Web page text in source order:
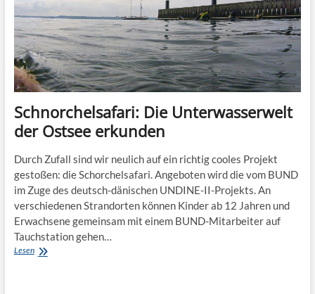
Schnorchelsafari: Die Unterwasserwelt
der Ostsee erkunden
Durch Zufall sind wir neulich auf ein richtig cooles Projekt
gestoßen: die Schorchelsafari. Angeboten wird die vom BUND
im Zuge des deutsch-dänischen UNDINE-II-Projekts. An
verschiedenen Strandorten können Kinder ab 12 Jahren und
Erwachsene gemeinsam mit einem BUND-Mitarbeiter auf
Tauchstation gehen…
LesenSchnorchelsafari: